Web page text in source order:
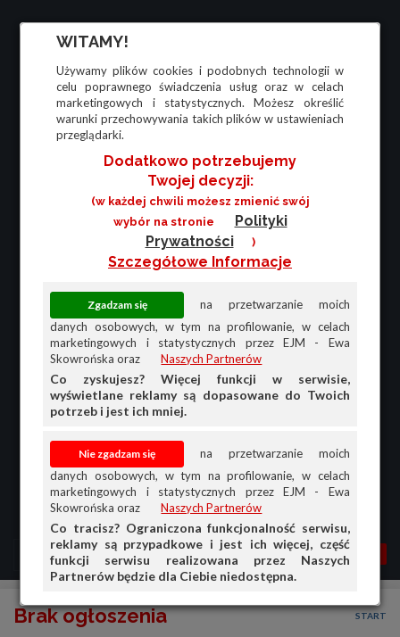
WITAMY!
Używamy plików cookies i podobnych technologii w
celu poprawnego świadczenia usług oraz w celach
marketingowych i statystycznych. Możesz określić
warunki przechowywania takich plików w ustawieniach
przeglądarki.
Dodatkowo potrzebujemy
Twojej decyzji:
(w każdej chwili możesz zmienić swój
wybór na stronie
Polityki
Prywatności
)
Szczegółowe Informacje
na przetwarzanie moich
danych osobowych, w tym na profilowanie, w celach
marketingowych i statystycznych przez EJM - Ewa
Skowrońska oraz
Naszych Partnerów
Co zyskujesz? Więcej funkcji w serwisie,
wyświetlane reklamy są dopasowane do Twoich
potrzeb i jest ich mniej.
na przetwarzanie moich
danych osobowych, w tym na profilowanie, w celach
marketingowych i statystycznych przez EJM - Ewa
Skowrońska oraz
Naszych Partnerów
Co tracisz? Ograniczona funkcjonalność serwisu,
reklamy są przypadkowe i jest ich więcej, część
funkcji serwisu realizowana przez Naszych
Partnerów będzie dla Ciebie niedostępna.
MENU MOJA AG
Brak ogłoszenia START